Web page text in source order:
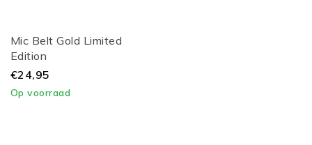
Mic Belt Gold Limited
Edition
€24,95
Op voorraad